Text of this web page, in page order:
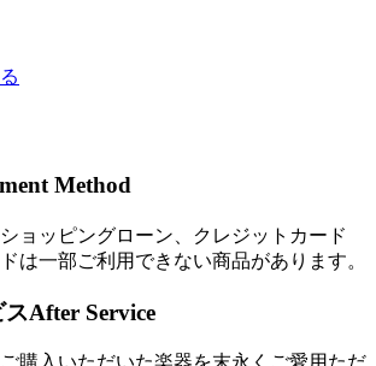
Method
ョッピングローン、クレジットカード
は一部ご利用できない商品があります。
After Service